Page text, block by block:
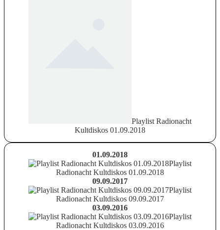
Playlist Radionacht
Kultdiskos 01.09.2018
01.09.2018
Playlist
Radionacht Kultdiskos 01.09.2018
09.09.2017
Playlist
Radionacht Kultdiskos 09.09.2017
03.09.2016
Playlist
Radionacht Kultdiskos 03.09.2016